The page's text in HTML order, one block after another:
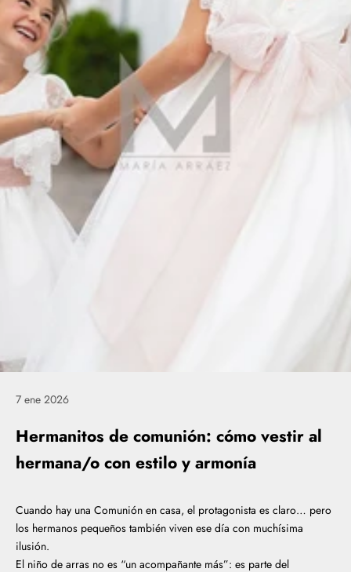
7 ene 2026
Hermanitos de comunión: cómo vestir al
hermana/o con estilo y armonía
Cuando hay una Comunión en casa, el protagonista es claro… pero
los hermanos pequeños también viven ese día con muchísima
ilusión.
El niño de arras no es “un acompañante más”: es parte del